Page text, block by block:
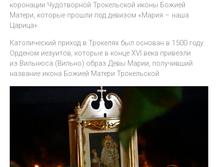
коронации Чудотворной Трокельской иконы Божией
Матери, которые прошли под девизом «Мария – наша
Царица».
Католический приход в Трокелях был основан в 1500 году
Орденом иезуитов, которые в конце XVI века привезли
из Вильнюса (Вильно) образ Девы Марии, получивший
название икона Божией Матери Трокельской.